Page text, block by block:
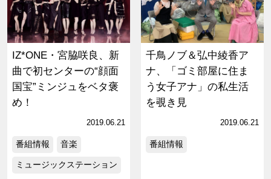
IZ*ONE・宮脇咲良、新
曲で初センターの“顔面
国宝”ミンジュをベタ褒
め！
2019.06.21
番組情報 音楽
ミュージックステーション
千鳥ノブ＆弘中綾香ア
ナ、「ゴミ部屋に住ま
う女子アナ」の私生活
を覗き見
2019.06.21
番組情報